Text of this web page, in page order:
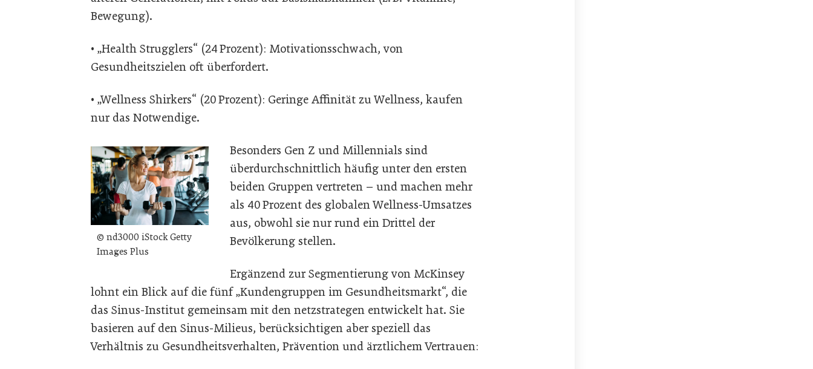
Bewegung).
• „Health Strugglers“ (24 Prozent): Motivationsschwach, von
Gesundheitszielen oft überfordert.
• „Wellness Shirkers“ (20 Prozent): Geringe Affinität zu Wellness, kaufen
nur das Notwendige.
© nd3000 iStock Getty
Images Plus
Besonders Gen Z und Millennials sind
überdurchschnittlich häufig unter den ersten
beiden Gruppen vertreten – und machen mehr
als 40 Prozent des globalen Wellness-Umsatzes
aus, obwohl sie nur rund ein Drittel der
Bevölkerung stellen.
Ergänzend zur Segmentierung von McKinsey
lohnt ein Blick auf die fünf „Kundengruppen im Gesundheitsmarkt“, die
das Sinus-Institut gemeinsam mit den netzstrategen entwickelt hat. Sie
basieren auf den Sinus-Milieus, berücksichtigen aber speziell das
Verhältnis zu Gesundheitsverhalten, Prävention und ärztlichem Vertrauen: